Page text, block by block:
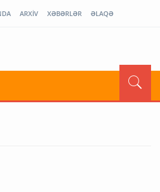
ARXİV XƏBƏRLƏR ƏLAQƏ